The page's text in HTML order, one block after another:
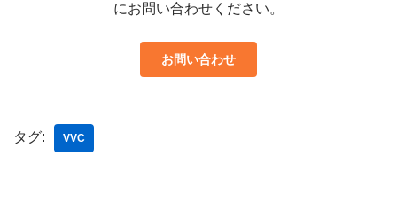
にお問い合わせください。
お問い合わせ
タグ: VVC